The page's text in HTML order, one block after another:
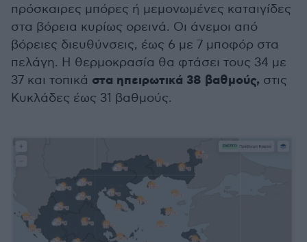
πρόσκαιρες μπόρες ή μεμονωμένες καταιγίδες
στα βόρεια κυρίως ορεινά. Οι άνεμοι από
βόρειες διευθύνσεις, έως 6 με 7 μποφόρ στα
πελάγη. Η θερμοκρασία θα φτάσει τους 34 με
37 και τοπικά στα ηπειρωτικά 38 βαθμούς, στις
Κυκλάδες έως 31 βαθμούς.